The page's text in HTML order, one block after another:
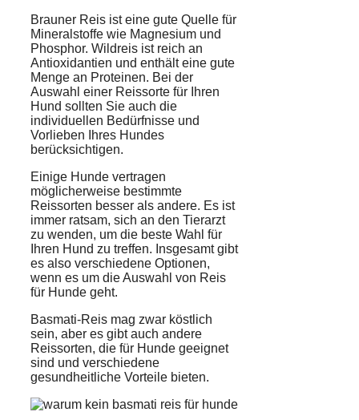
Brauner Reis ist eine gute Quelle für
Mineralstoffe wie Magnesium und
Phosphor. Wildreis ist reich an
Antioxidantien und enthält eine gute
Menge an Proteinen. Bei der
Auswahl einer Reissorte für Ihren
Hund sollten Sie auch die
individuellen Bedürfnisse und
Vorlieben Ihres Hundes
berücksichtigen.
Einige Hunde vertragen
möglicherweise bestimmte
Reissorten besser als andere. Es ist
immer ratsam, sich an den Tierarzt
zu wenden, um die beste Wahl für
Ihren Hund zu treffen. Insgesamt gibt
es also verschiedene Optionen,
wenn es um die Auswahl von Reis
für Hunde geht.
Basmati-Reis mag zwar köstlich
sein, aber es gibt auch andere
Reissorten, die für Hunde geeignet
sind und verschiedene
gesundheitliche Vorteile bieten.